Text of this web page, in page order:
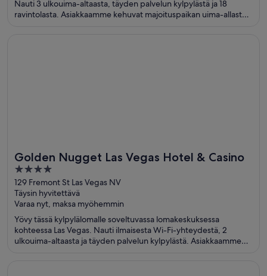
5
Nauti 3 ulkouima-altaasta, täyden palvelun kylpylästä ja 18
ravintolasta. Asiakkaamme kehuvat majoituspaikan uima-allasta
Golden Nugget Las Vegas Hotel & Casino
4
out
of
5
129 Fremont St Las Vegas NV
Täysin hyvitettävä
Varaa nyt, maksa myöhemmin
Yövy tässä kylpylälomalle soveltuvassa lomakeskuksessa
kohteessa Las Vegas. Nauti ilmaisesta Wi-Fi-yhteydestä, 2
ulkouima-altaasta ja täyden palvelun kylpylästä. Asiakkaamme